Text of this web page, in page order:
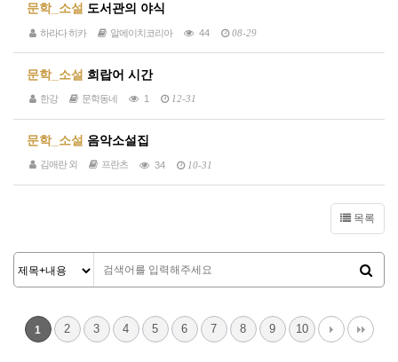
문학_소설 도서관의 야식
하라다 히카 알에이치코리아 44 08-29
문학_소설 희랍어 시간
한강 문학동네 1 12-31
문학_소설 음악소설집
김애란 외 프란츠 34 10-31
목록
1 2 3 4 5 6 7 8 9 10